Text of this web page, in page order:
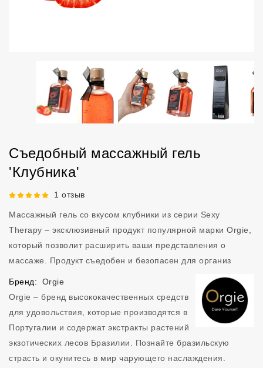
Съедобный массажный гель
'Клубника'
Рейтинг 5 из 5.1 отзыв
Массажный гель со вкусом клубники из серии Sexy
Therapy – эксклюзивный продукт популярной марки Orgie,
который позволит расширить ваши представления о
массаже. Продукт съедобен и безопасен для организ
Бренд:
Orgie
Orgie – бренд высококачественных средств
для удовольствия, которые производятся в
Португалии и содержат экстракты растений
экзотических лесов Бразилии. Познайте бразильскую
страсть и окунитесь в мир чарующего наслаждения.